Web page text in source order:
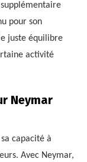
pour son
juste équilibre
activité
Neymar
capacité à
Avec Neymar,